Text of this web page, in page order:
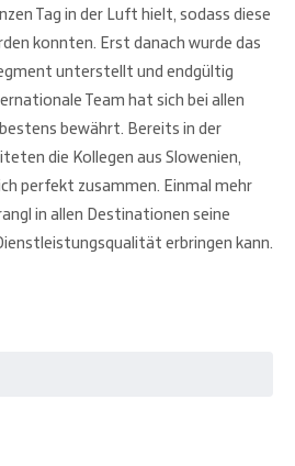
Tag in der Luft hielt, sodass diese
konnten. Erst danach wurde das
unterstellt und endgültig
Team hat sich bei allen
bewährt. Bereits in der
die Kollegen aus Slowenien,
perfekt zusammen. Einmal mehr
in allen Destinationen seine
erbringen kann.